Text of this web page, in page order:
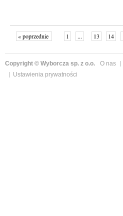
« poprzednie 1 ... 13 14
Copyright © Wyborcza sp. z o.o. O nas
Ustawienia prywatności